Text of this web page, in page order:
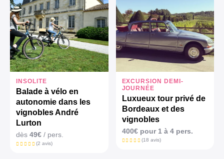
INSOLITE
Balade à vélo en
autonomie dans les
vignobles André
Lurton
dès 49€ / pers.
(2 avis)
EXCURSION DEMI-
JOURNÉE
Luxueux tour privé de
Bordeaux et des
vignobles
400€ pour 1 à 4 pers.
(18 avis)